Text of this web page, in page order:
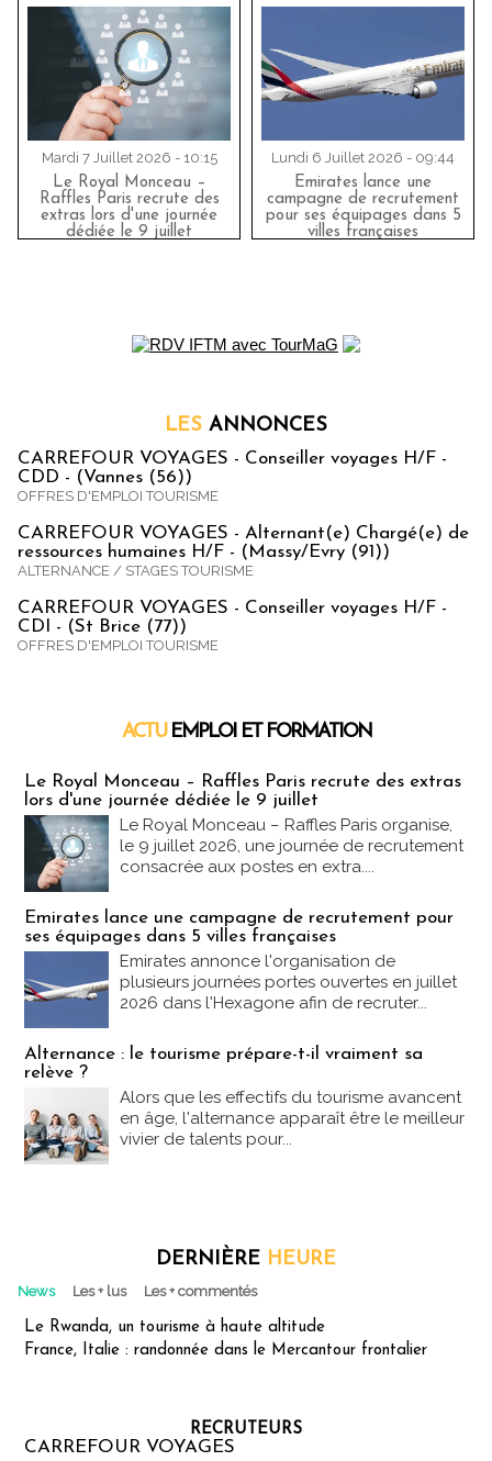
Mardi 7 Juillet 2026 - 10:15
Le Royal Monceau –
Raffles Paris recrute des
extras lors d'une journée
dédiée le 9 juillet
Lundi 6 Juillet 2026 - 09:44
Emirates lance une
campagne de recrutement
pour ses équipages dans 5
villes françaises
LES ANNONCES
CARREFOUR VOYAGES - Conseiller voyages H/F -
CDD - (Vannes (56))
OFFRES D'EMPLOI TOURISME
CARREFOUR VOYAGES - Alternant(e) Chargé(e) de
ressources humaines H/F - (Massy/Evry (91))
ALTERNANCE / STAGES TOURISME
CARREFOUR VOYAGES - Conseiller voyages H/F -
CDI - (St Brice (77))
OFFRES D'EMPLOI TOURISME
ACTU EMPLOI ET FORMATION
Le Royal Monceau – Raffles Paris recrute des extras
lors d'une journée dédiée le 9 juillet
Le Royal Monceau – Raffles Paris organise,
le 9 juillet 2026, une journée de recrutement
consacrée aux postes en extra....
Emirates lance une campagne de recrutement pour
ses équipages dans 5 villes françaises
Emirates annonce l'organisation de
plusieurs journées portes ouvertes en juillet
2026 dans l'Hexagone afin de recruter...
Alternance : le tourisme prépare-t-il vraiment sa
relève ?
Alors que les effectifs du tourisme avancent
en âge, l'alternance apparaît être le meilleur
vivier de talents pour...
DERNIÈRE HEURE
News Les + lus Les + commentés
Le Rwanda, un tourisme à haute altitude
France, Italie : randonnée dans le Mercantour frontalier
RECRUTEURS
CARREFOUR VOYAGES